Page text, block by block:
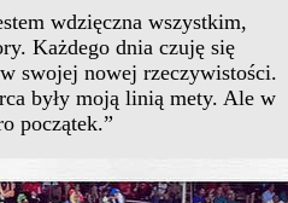
wdzięczna wszystkim,
Każdego dnia czuję się
swojej nowej rzeczywistości.
były moją linią mety. Ale w
początek.”